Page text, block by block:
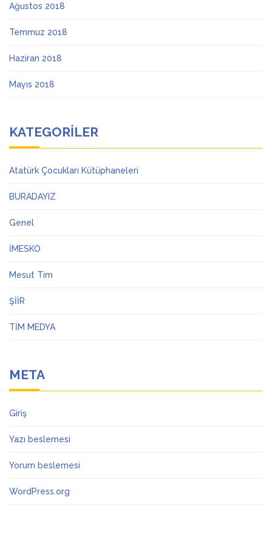
Ağustos 2018
Temmuz 2018
Haziran 2018
Mayıs 2018
KATEGORILER
Atatürk Çocukları Kütüphaneleri
BURADAYIZ
Genel
İMESKO
Mesut Tim
ŞİİR
TİM MEDYA
META
Giriş
Yazı beslemesi
Yorum beslemesi
WordPress.org